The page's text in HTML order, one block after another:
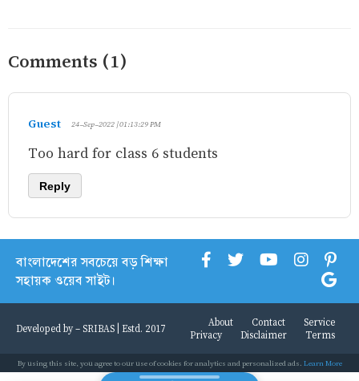
Comments (1)
Guest 24-Sep-2022 | 01:13:29 PM
Too hard for class 6 students
Reply
বাংলাদেশের সবচেয়ে বড় শিক্ষা
সহায়ক ওয়েব সাইট।
Developed by - SRIBAS | Estd. 2017 About Contact
Service
Privacy
Disclaimer Terms
By using this site, you agree to our use of cookies for analytics and personalized ads. Learn More